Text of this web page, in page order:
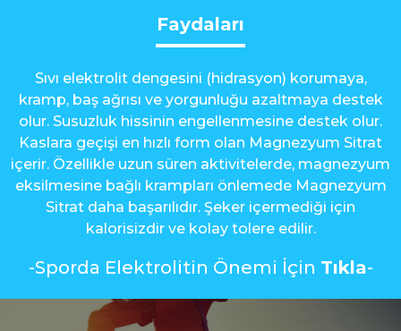
Faydaları
Sıvı elektrolit dengesini (hidrasyon) korumaya,
kramp, baş ağrısı ve yorgunluğu azaltmaya destek
olur. Susuzluk hissinin engellenmesine destek olur.
Kaslara geçişi en hızlı form olan Magnezyum Sitrat
içerir. Özellikle uzun süren aktivitelerde, magnezyum
eksilmesine bağlı krampları önlemede Magnezyum
Sitrat daha başarılıdır. Şeker içermediği için
kalorisizdir ve kolay tolere edilir.
-Sporda Elektrolitin Önemi İçin Tıkla-